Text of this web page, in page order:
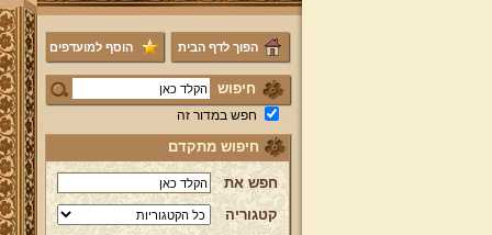
הפוך לדף הבית הוסף למועדפים
חיפוש
חפש במדור זה
חיפוש מתקדם
חפש את
קטגוריה